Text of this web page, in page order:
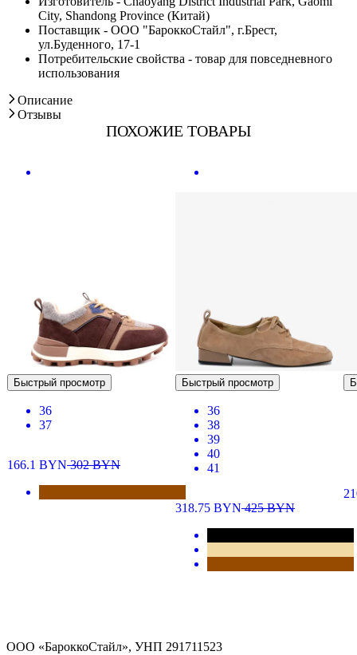
City, Shandong Province (Китай)
Поставщик - ООО "БароккоСтайл", г.Брест,
ул.Буденного, 17-1
Потребительские свойства - товар для повседневного
использования
Описание
Отзывы
ПОХОЖИЕ ТОВАРЫ
Быстрый просмотр
36
37
166.1 BYN302BYN
Быстрый просмотр
36
38
39
40
41
318.75 BYN425BYN
ООО «БароккоСтайл», УНП 291711523